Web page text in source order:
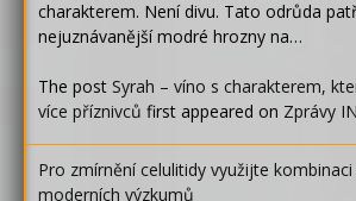
charakterem. Není divu. Tato odrůda
nejuznávanější modré hrozny na…
The post Syrah – víno s charakterem,
více příznivců first appeared on Zprávy IN
Pro zmírnění celulitidy využijte
moderních výzkumů